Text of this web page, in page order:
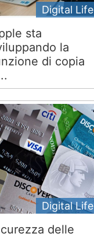
Digital Life
sta
la
di copia
Digital Life
delle